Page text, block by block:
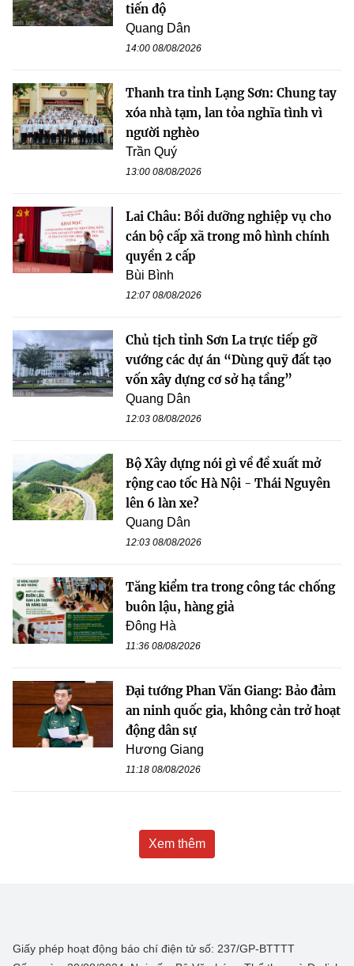
tiến độ
Quang Dân
14:00 08/08/2026
Thanh tra tỉnh Lạng Sơn: Chung tay
xóa nhà tạm, lan tỏa nghĩa tình vì
người nghèo
Trần Quý
13:00 08/08/2026
Lai Châu: Bồi dưỡng nghiệp vụ cho
cán bộ cấp xã trong mô hình chính
quyền 2 cấp
Bùi Bình
12:07 08/08/2026
Chủ tịch tỉnh Sơn La trực tiếp gỡ
vướng các dự án “Dùng quỹ đất tạo
vốn xây dựng cơ sở hạ tầng”
Quang Dân
12:03 08/08/2026
Bộ Xây dựng nói gì về đề xuất mở
rộng cao tốc Hà Nội - Thái Nguyên
lên 6 làn xe?
Quang Dân
12:03 08/08/2026
Tăng kiểm tra trong công tác chống
buôn lậu, hàng giả
Đông Hà
11:36 08/08/2026
Đại tướng Phan Văn Giang: Bảo đảm
an ninh quốc gia, không cản trở hoạt
động dân sự
Hương Giang
11:18 08/08/2026
Xem thêm
Giấy phép hoạt động báo chí điện tử số: 237/GP-BTTTT